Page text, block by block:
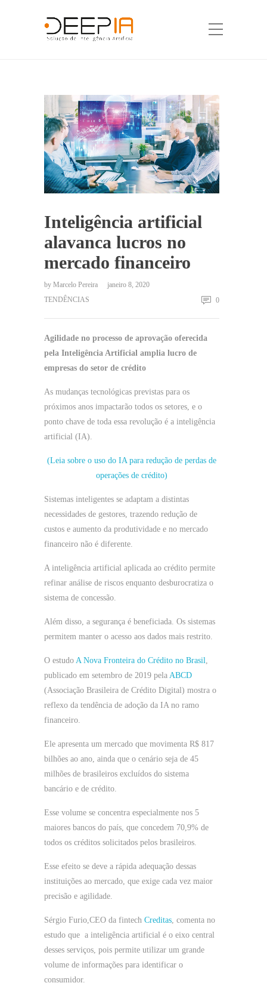
Inteligência artificial
alavanca lucros no
mercado financeiro
by Marcelo Pereira
janeiro 8, 2020
TENDÊNCIAS
0
Agilidade no processo de aprovação oferecida
pela Inteligência Artificial amplia lucro de
empresas do setor de crédito
As mudanças tecnológicas previstas para os
próximos anos impactarão todos os setores, e o
ponto chave de toda essa revolução é a inteligência
artificial (IA).
(Leia sobre o uso do IA para redução de perdas de
operações de crédito)
Sistemas inteligentes se adaptam a distintas
necessidades de gestores, trazendo redução de
custos e aumento da produtividade e no mercado
financeiro não é diferente.
A inteligência artificial aplicada ao crédito permite
refinar análise de riscos enquanto desburocratiza o
sistema de concessão.
Além disso, a segurança é beneficiada. Os sistemas
permitem manter o acesso aos dados mais restrito.
O estudo A Nova Fronteira do Crédito no Brasil,
publicado em setembro de 2019 pela ABCD
(Associação Brasileira de Crédito Digital) mostra o
reflexo da tendência de adoção da IA no ramo
financeiro.
Ele apresenta um mercado que movimenta R$ 817
bilhões ao ano, ainda que o cenário seja de 45
milhões de brasileiros excluídos do sistema
bancário e de crédito.
Esse volume se concentra especialmente nos 5
maiores bancos do país, que concedem 70,9% de
todos os créditos solicitados pelos brasileiros.
Esse efeito se deve a rápida adequação dessas
instituições ao mercado, que exige cada vez maior
precisão e agilidade.
Sérgio Furio,CEO da fintech Creditas, comenta no
estudo que a inteligência artificial é o eixo central
desses serviços, pois permite utilizar um grande
volume de informações para identificar o
consumidor.